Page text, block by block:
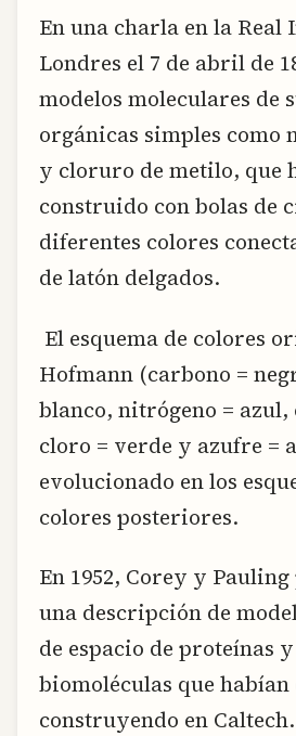
En una charla en la Real
Londres el 7 de abril de
modelos moleculares de
orgánicas simples como
y cloruro de metilo, que
construido con bolas de
diferentes colores
de latón delgados.
El esquema de colores
Hofmann (carbono =
blanco, nitrógeno = azul,
cloro = verde y azufre =
evolucionado en los
colores posteriores.
En 1952, Corey y
una descripción de
de espacio de proteínas
biomoléculas que habían
construyendo en